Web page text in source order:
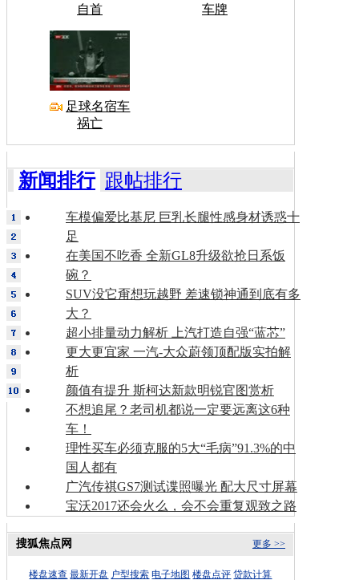
自首
车牌
足球名宿车
祸亡
新闻排行 跟帖排行
车模偏爱比基尼 巨乳长腿性感身材诱惑十
足
在美国不吃香 全新GL8升级欲抢日系饭
碗？
SUV没它甭想玩越野 差速锁神通到底有多
大？
超小排量动力解析 上汽打造自强“蓝芯”
更大更宜家 一汽-大众蔚领顶配版实拍解
析
颜值有提升 斯柯达新款明锐官图赏析
不想追尾？老司机都说一定要远离这6种
车！
理性买车必须克服的5大“毛病”91.3%的中
国人都有
广汽传祺GS7测试谍照曝光 配大尺寸屏幕
宝沃2017还会火么，会不会重复观致之路
更多 >>
搜狐焦点网
楼盘速查 最新开盘 户型搜索 电子地图 楼盘点评 贷款计算